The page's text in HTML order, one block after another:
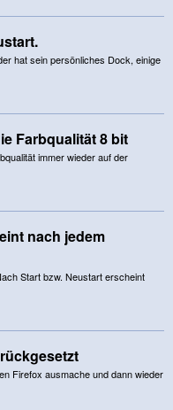
hat sein persönliches Dock, einige
Farbqualität 8 bit
immer wieder auf der
nach jedem
Start bzw. Neustart erscheint
Firefox ausmache und dann wieder